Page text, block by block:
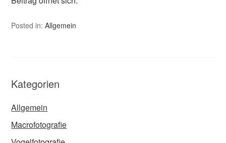
Posted in:Allgemein
Kategorien
Allgemein
Macrofotografie